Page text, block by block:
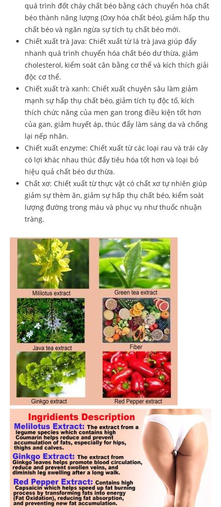
quá trình đốt cháy chất béo bằng cách chuyển hóa chất
béo thành năng lượng (Oxy hóa chất béo), giảm hấp thu
chất béo và ngăn ngừa sự tích tụ chất béo mới.
Chiết xuất trà Java: Chiết xuất từ ​​lá trà Java giúp đẩy
nhanh quá trình chuyển hóa chất béo dư thừa, giảm
cholesterol, kiểm soát cân bằng cơ thể và kích thích giải
độc cơ thể.
Chiết xuất trà xanh: Chiết xuất chuyên sâu làm giảm
mạnh sự hấp thụ chất béo, giảm tích tụ độc tố, kích
thích chức năng của men gan trong điều kiện tốt hơn
của gan, giảm huyết áp, thúc đẩy làm sáng da và chống
lại nếp nhăn.
Chiết xuất enzyme: Chiết xuất từ ​​các loại rau và trái cây
có lợi khác nhau thúc đẩy tiêu hóa tốt hơn và loại bỏ
hiệu quả chất béo dư thừa.
Chất xơ: Chiết xuất từ ​​thực vật có chất xơ tự nhiên giúp
giảm sự thèm ăn, giảm sự hấp thụ chất béo, kiểm soát
lượng đường trong máu và phục vụ như thuốc nhuận
tràng.